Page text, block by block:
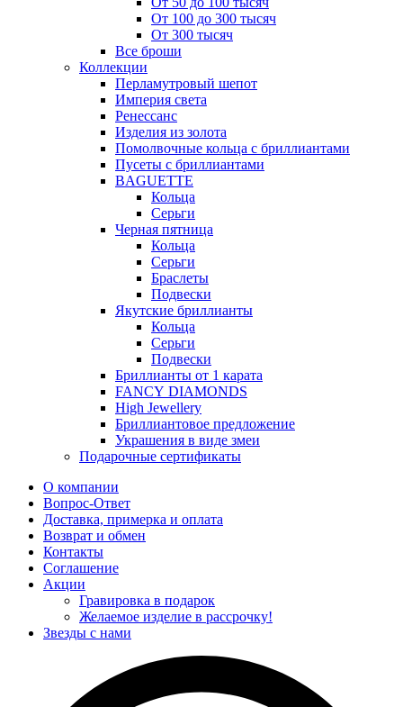
От 100 до 300 тысяч
От 300 тысяч
Все броши
Коллекции
Перламутровый шепот
Империя света
Ренессанс
Изделия из золота
Помолвочные кольца с бриллиантами
Пусеты с бриллиантами
BAGUETTE
Кольца
Серьги
Черная пятница
Кольца
Серьги
Браслеты
Подвески
Якутские бриллианты
Кольца
Серьги
Подвески
Бриллианты от 1 карата
FANCY DIAMONDS
High Jewellery
Бриллиантовое предложение
Украшения в виде змеи
Подарочные сертификаты
О компании
Вопрос-Ответ
Доставка, примерка и оплата
Возврат и обмен
Контакты
Соглашение
Акции
Гравировка в подарок
Желаемое изделие в рассрочку!
Звезды с нами